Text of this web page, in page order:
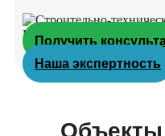
Получить
Наша экспертность
Объекты